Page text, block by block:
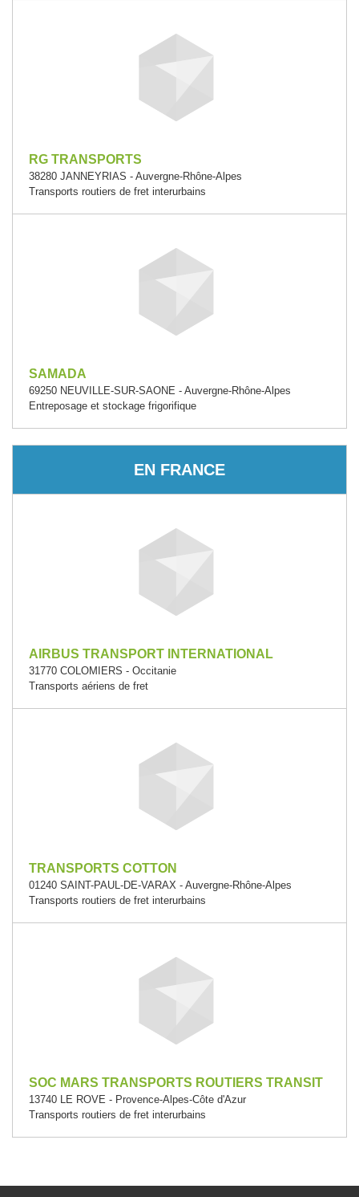
RG TRANSPORTS
38280 JANNEYRIAS - Auvergne-Rhône-Alpes
Transports routiers de fret interurbains
SAMADA
69250 NEUVILLE-SUR-SAONE - Auvergne-Rhône-Alpes
Entreposage et stockage frigorifique
EN FRANCE
AIRBUS TRANSPORT INTERNATIONAL
31770 COLOMIERS - Occitanie
Transports aériens de fret
TRANSPORTS COTTON
01240 SAINT-PAUL-DE-VARAX - Auvergne-Rhône-Alpes
Transports routiers de fret interurbains
SOC MARS TRANSPORTS ROUTIERS TRANSIT
13740 LE ROVE - Provence-Alpes-Côte d'Azur
Transports routiers de fret interurbains